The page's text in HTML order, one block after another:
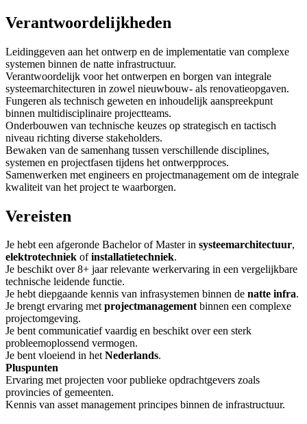
Verantwoordelijkheden
Leidinggeven aan het ontwerp en de implementatie van complexe
systemen binnen de natte infrastructuur.
Verantwoordelijk voor het ontwerpen en borgen van integrale
systeemarchitecturen in zowel nieuwbouw- als renovatieopgaven.
Fungeren als technisch geweten en inhoudelijk aanspreekpunt
binnen multidisciplinaire projectteams.
Onderbouwen van technische keuzes op strategisch en tactisch
niveau richting diverse stakeholders.
Bewaken van de samenhang tussen verschillende disciplines,
systemen en projectfasen tijdens het ontwerpproces.
Samenwerken met engineers en projectmanagement om de integrale
kwaliteit van het project te waarborgen.
Vereisten
Je hebt een afgeronde Bachelor of Master in systeemarchitectuur,
elektrotechniek ofinstallatietechniek.
Je beschikt over 8+ jaar relevante werkervaring in een vergelijkbare
technische leidende functie.
Je hebt diepgaande kennis van infrasystemen binnen de natte infra.
Je brengt ervaring metprojectmanagementbinnen een complexe
projectomgeving.
Je bent communicatief vaardig en beschikt over een sterk
probleemoplossend vermogen.
Je bent vloeiend in hetNederlands.
Pluspunten
Ervaring met projecten voor publieke opdrachtgevers zoals
provincies of gemeenten.
Kennis van asset management principes binnen de infrastructuur.